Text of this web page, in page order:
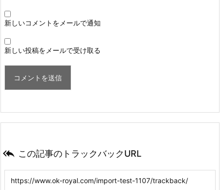
新しいコメントをメールで通知
新しい投稿をメールで受け取る
 この記事のトラックバックURL